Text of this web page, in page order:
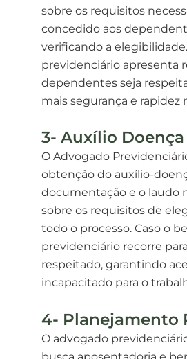
sobre os requisitos
concedido aos
verificando a
previdenciário apresenta
dependentes seja
mais segurança e rapidez
3- Auxílio Doença
O Advogado
obtenção do auxílio-
documentação e o laudo
sobre os requisitos de
todo o processo. Caso o
previdenciário recorre
respeitado, garantindo
incapacitado para o
4- Planejamento
O advogado